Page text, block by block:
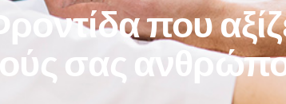
που
σας